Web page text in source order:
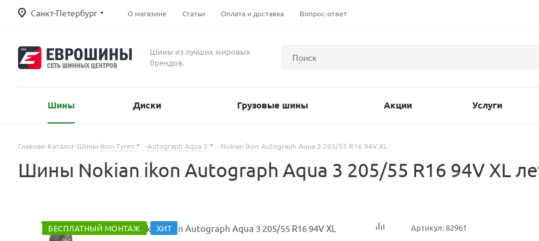
Санкт-Петербург О магазине Статьи Оплата и доставка Вопрос-ответ
Шины из лучших мировых
брендов.
Шины Диски Грузовые шины Акции Услуги
Главная-Каталог-Шины-Ikon Tyres -Autograph Aqua 3 -Nokian ikon Autograph Aqua 3 205/55 R16 94V XL
Шины Nokian ikon Autograph Aqua 3 205/55 R16 94V XL
БЕСПЛАТНЫЙ МОНТАЖ ХИТ Артикул:82961